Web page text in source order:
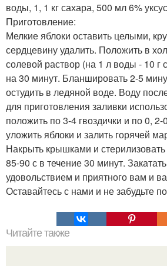
воды, 1, 1 кг сахара, 500 мл 6%
Приготoвление:
Мелкие яблоки оставить целыми,
сердцевину удалить. Положить в
солевой раствор (на 1 л воды - 10 г
на 30 минут. Бланшировать 2-5
остудить в ледяной воде. Воду
для приготовления заливки
положить по 3-4 гвоздички и по 0, 2-
уложить яблоки и залить горячей
Накрыть крышками и
85-90 с в течение 30 минут.
удовольствием и приятного вам и
Оставайтесь с нами и не забудьте
Читайте также